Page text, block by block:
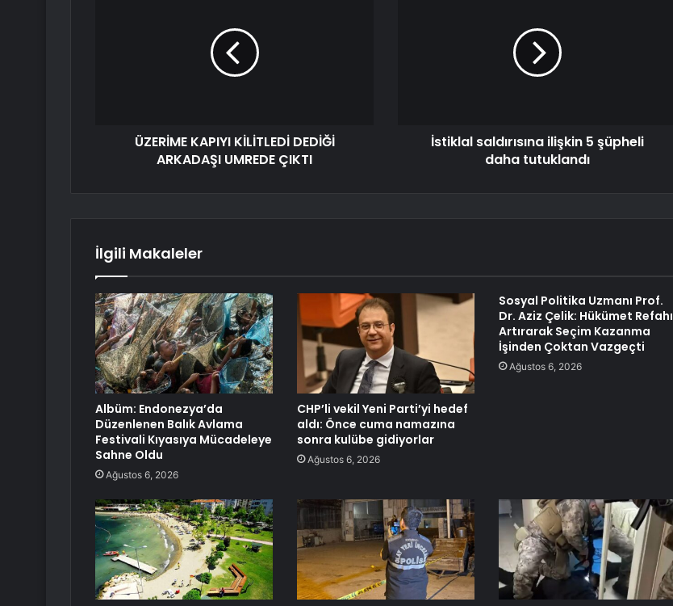
ÜZERİME KAPIYI KİLİTLEDİ DEDİĞİ
ARKADAŞI UMREDE ÇIKTI
İstiklal saldırısına ilişkin 5 şüpheli
daha tutuklandı
İlgili Makaleler
Albüm: Endonezya’da
Düzenlenen Balık Avlama
Festivali Kıyasıya Mücadeleye
Sahne Oldu
Ağustos 6, 2026
CHP’li vekil Yeni Parti’yi hedef
aldı: Önce cuma namazına
sonra kulübe gidiyorlar
Ağustos 6, 2026
Sosyal Politika Uzmanı Prof.
Dr. Aziz Çelik: Hükümet Refahı
Artırarak Seçim Kazanma
İşinden Çoktan Vazgeçti
Ağustos 6, 2026